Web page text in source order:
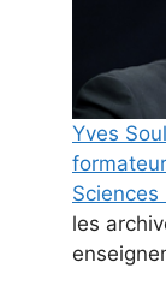
Yves
formateur
Sciences
les